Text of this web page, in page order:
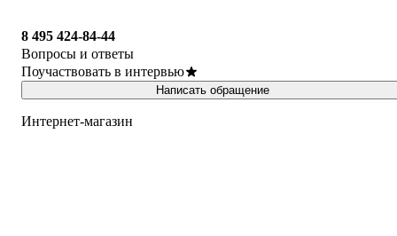
8 495 424-84-44
Вопросы и ответы
Поучаствовать в интервью
Написать обращение
Интернет-магазин